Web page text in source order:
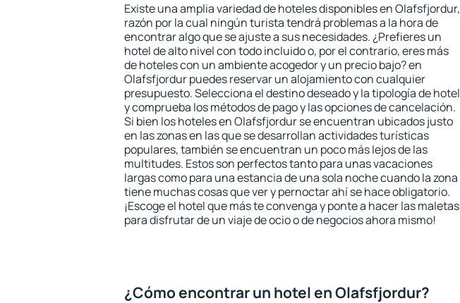
Existe una amplia variedad de hoteles disponibles en Olafsfjordur,
razón por la cual ningún turista tendrá problemas a la hora de
encontrar algo que se ajuste a sus necesidades. ¿Prefieres un
hotel de alto nivel con todo incluido o, por el contrario, eres más
de hoteles con un ambiente acogedor y un precio bajo? en
Olafsfjordur puedes reservar un alojamiento con cualquier
presupuesto. Selecciona el destino deseado y la tipología de hotel
y comprueba los métodos de pago y las opciones de cancelación.
Si bien los hoteles en Olafsfjordur se encuentran ubicados justo
en las zonas en las que se desarrollan actividades turísticas
populares, también se encuentran un poco más lejos de las
multitudes. Estos son perfectos tanto para unas vacaciones
largas como para una estancia de una sola noche cuando la zona
tiene muchas cosas que ver y pernoctar ahí se hace obligatorio.
¡Escoge el hotel que más te convenga y ponte a hacer las maletas
para disfrutar de un viaje de ocio o de negocios ahora mismo!
¿Cómo encontrar un hotel en Olafsfjordur?